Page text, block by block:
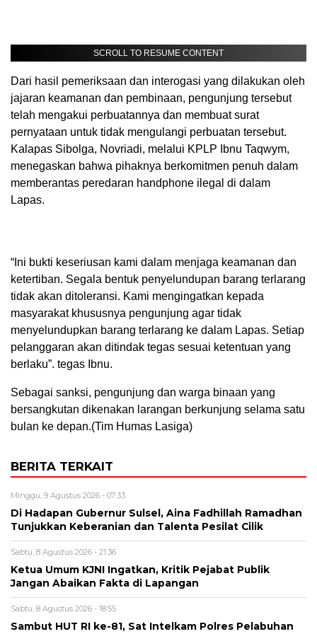
SCROLL TO RESUME CONTENT
Dari hasil pemeriksaan dan interogasi yang dilakukan oleh
jajaran keamanan dan pembinaan, pengunjung tersebut
telah mengakui perbuatannya dan membuat surat
pernyataan untuk tidak mengulangi perbuatan tersebut.
Kalapas Sibolga, Novriadi, melalui KPLP Ibnu Taqwym,
menegaskan bahwa pihaknya berkomitmen penuh dalam
memberantas peredaran handphone ilegal di dalam
Lapas.
“Ini bukti keseriusan kami dalam menjaga keamanan dan
ketertiban. Segala bentuk penyelundupan barang terlarang
tidak akan ditoleransi. Kami mengingatkan kepada
masyarakat khususnya pengunjung agar tidak
menyelundupkan barang terlarang ke dalam Lapas. Setiap
pelanggaran akan ditindak tegas sesuai ketentuan yang
berlaku”. tegas Ibnu.
Sebagai sanksi, pengunjung dan warga binaan yang
bersangkutan dikenakan larangan berkunjung selama satu
bulan ke depan.(Tim Humas Lasiga)
BERITA TERKAIT
Minggu, 9 Agustus 2026 - 07:33
Di Hadapan Gubernur Sulsel, Aina Fadhillah Ramadhan
Tunjukkan Keberanian dan Talenta Pesilat Cilik
Sabtu, 8 Agustus 2026 - 21:36
Ketua Umum KJNI Ingatkan, Kritik Pejabat Publik
Jangan Abaikan Fakta di Lapangan
Sabtu, 8 Agustus 2026 - 18:55
Sambut HUT RI ke-81, Sat Intelkam Polres Pelabuhan